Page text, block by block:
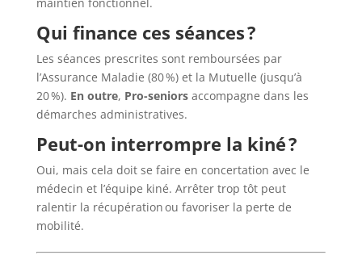
Qui finance ces séances ?
Les séances prescrites sont remboursées par
l’Assurance Maladie (80 %) et la Mutuelle (jusqu’à
20 %). En outre, Pro-seniorsaccompagne dans les
démarches administratives.
Peut-on interrompre la kiné ?
Oui, mais cela doit se faire en concertation avec le
médecin et l’équipe kiné. Arrêter trop tôt peut
ralentir la récupération ou favoriser la perte de
mobilité.